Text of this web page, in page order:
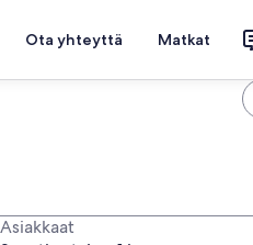
Ota yhteyttä Matkat
Asiakkaat